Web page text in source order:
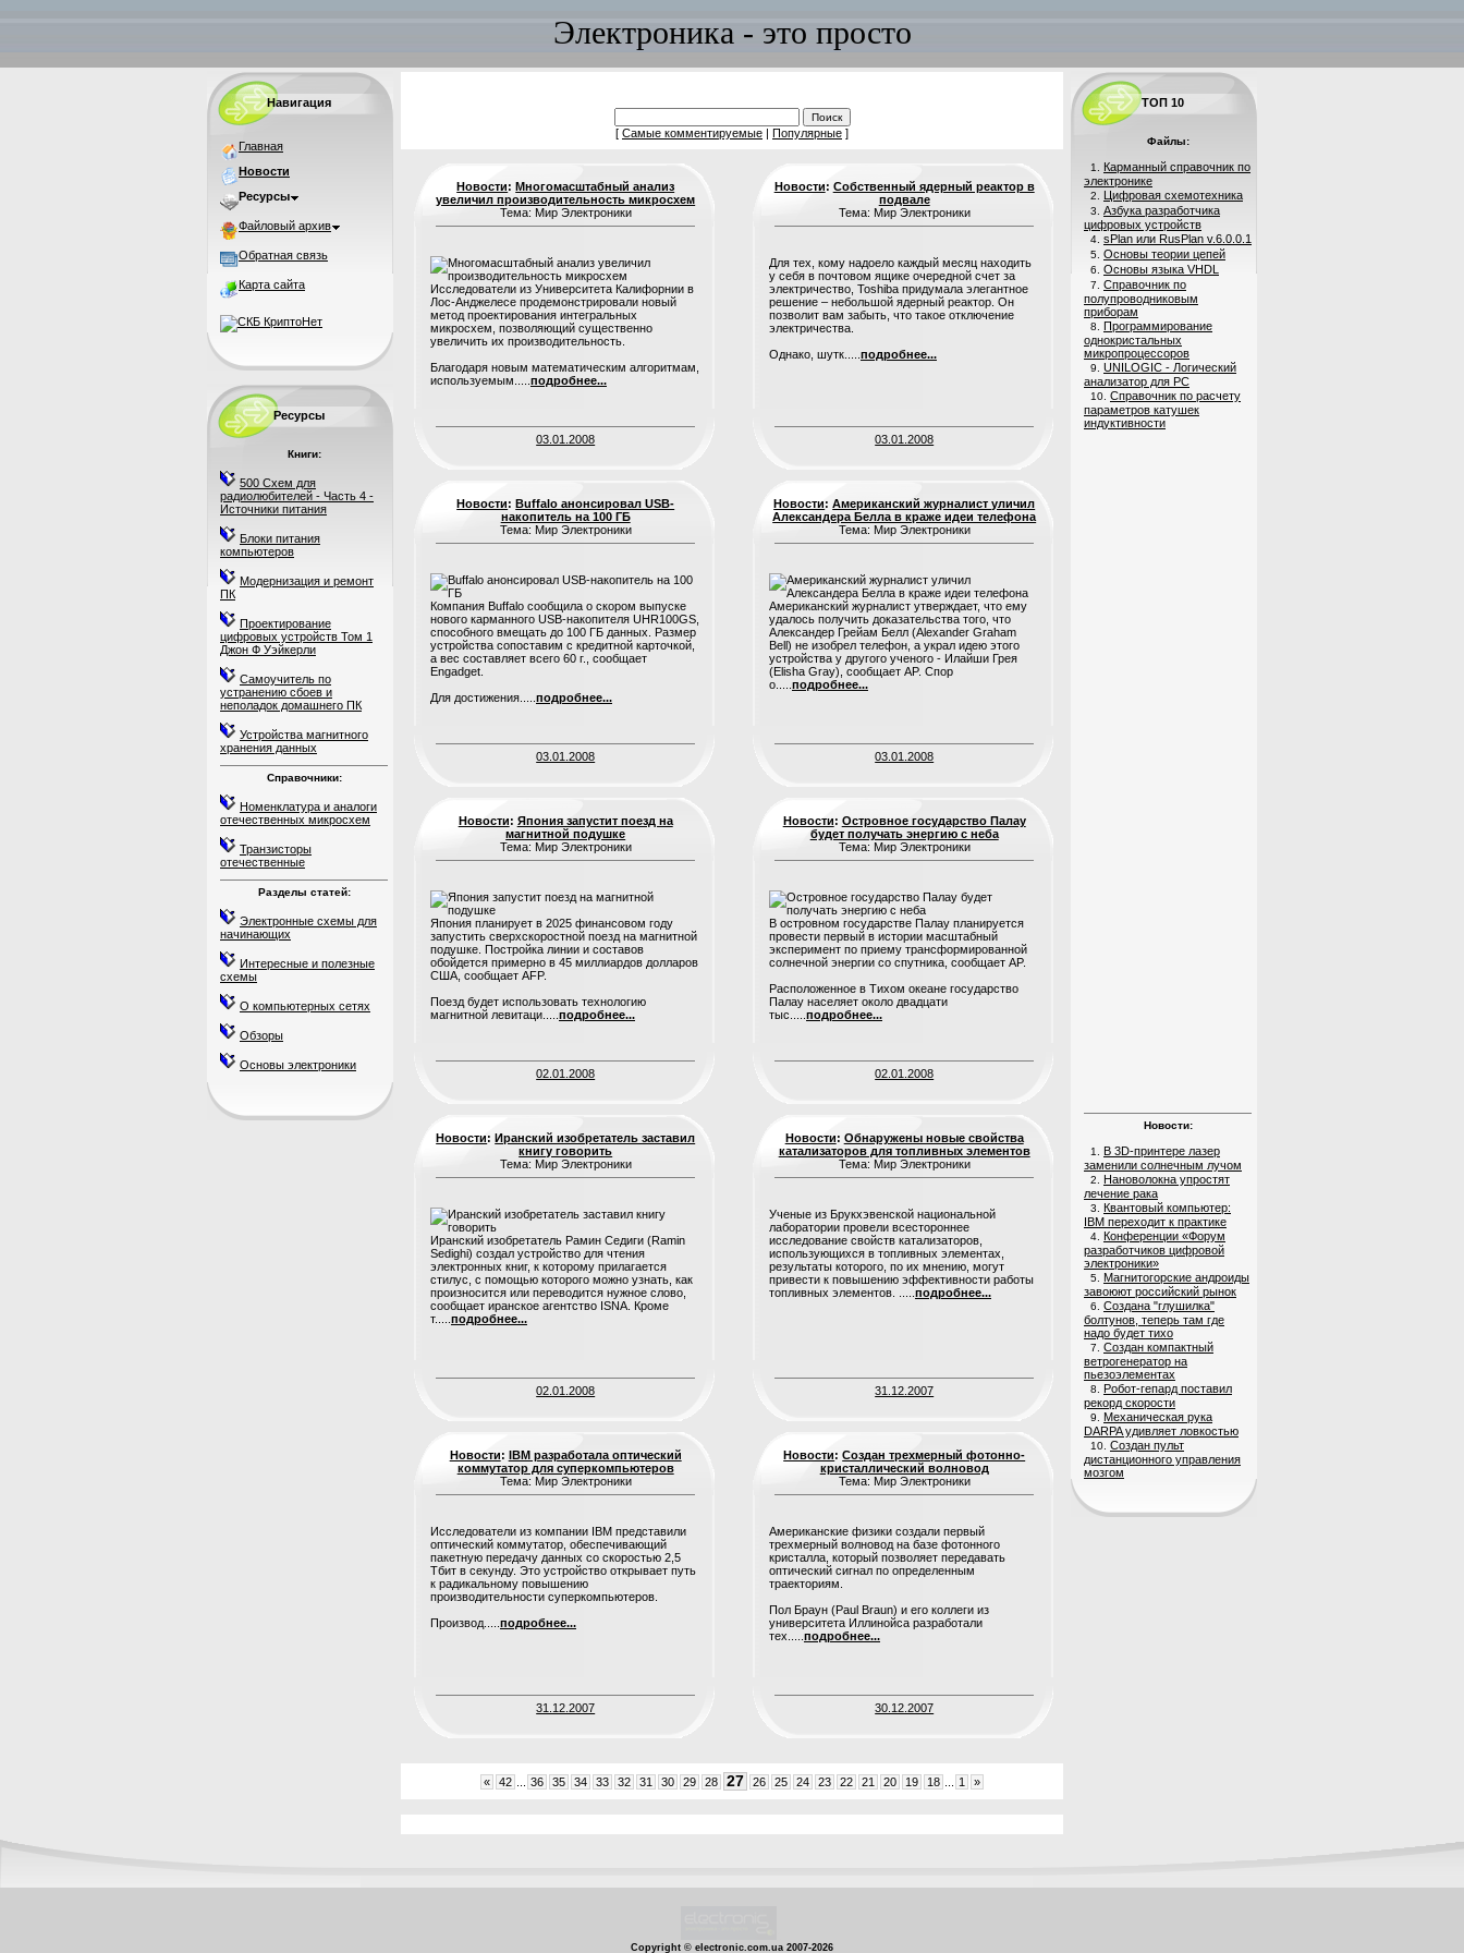
Электроника - это просто
Навигация
Главная
Новости
Ресурсы
Файловый архив
Обратная связь
Карта сайта
Ресурсы
Книги:
500 Схем для
радиолюбителей - Часть 4 -
Источники питания
Блоки питания
компьютеров
Модернизация и ремонт
ПК
Проектирование
цифровых устройств Том 1
Джон Ф Уэйкерли
Самоучитель по
устранению сбоев и
неполадок домашнего ПК
Устройства магнитного
хранения данных
Справочники:
Номенклатура и аналоги
отечественных микросхем
Транзисторы
отечественные
Разделы статей:
Электронные схемы для
начинающих
Интересные и полезные
схемы
О компьютерных сетях
Обзоры
Основы электроники
[ Самые комментируемые | Популярные ]
Новости:Многомасштабный анализ
увеличил производительность микросхем
Тема: Мир Электроники
Исследователи из Университета Калифорнии в
Лос-Анджелесе продемонстрировали новый
метод проектирования интегральных
микросхем, позволяющий существенно
увеличить их производительность.
Благодаря новым математическим алгоритмам,
используемым..... подробнее...
03.01.2008
Новости: Собственный ядерный реактор в
подвале
Тема: Мир Электроники
Для тех, кому надоело каждый месяц находить
у себя в почтовом ящике очередной счет за
электричество, Toshiba придумала элегантное
решение – небольшой ядерный реактор. Он
позволит вам забыть, что такое отключение
электричества.
Однако, шутк..... подробнее...
03.01.2008
Новости:Buffalo анонсировал USB-
накопитель на 100 ГБ
Тема: Мир Электроники
Компания Buffalo сообщила о скором выпуске
нового карманного USB-накопителя UHR100GS,
способного вмещать до 100 ГБ данных. Размер
устройства сопоставим с кредитной карточкой,
а вес составляет всего 60 г., сообщает
Engadget.
Для достижения..... подробнее...
03.01.2008
Новости:Американский журналист уличил
Александера Белла в краже идеи телефона
Тема: Мир Электроники
Американский журналист утверждает, что ему
удалось получить доказательства того, что
Александер Грейам Белл (Alexander Graham
Bell) не изобрел телефон, а украл идею этого
устройства у другого ученого - Илайши Грея
(Elisha Gray), сообщает AP. Спор
о..... подробнее...
03.01.2008
Новости: Япония запустит поезд на
магнитной подушке
Тема: Мир Электроники
Япония планирует в 2025 финансовом году
запустить сверхскоростной поезд на магнитной
подушке. Постройка линии и составов
обойдется примерно в 45 миллиардов долларов
США, сообщает AFP.
Поезд будет использовать технологию
магнитной левитаци..... подробнее...
02.01.2008
Новости: Островное государство Палау
будет получать энергию с неба
Тема: Мир Электроники
В островном государстве Палау планируется
провести первый в истории масштабный
эксперимент по приему трансформированной
солнечной энергии со спутника, сообщает AP.
Расположенное в Тихом океане государство
Палау населяет около двадцати
тыс..... подробнее...
02.01.2008
Новости:Иранский изобретатель заставил
книгу говорить
Тема: Мир Электроники
Иранский изобретатель Рамин Седиги (Ramin
Sedighi) создал устройство для чтения
электронных книг, к которому прилагается
стилус, с помощью которого можно узнать, как
произносится или переводится нужное слово,
сообщает иранское агентство ISNA. Кроме
т..... подробнее...
02.01.2008
Новости: Обнаружены новые свойства
катализаторов для топливных элементов
Тема: Мир Электроники
Ученые из Брукхэвенской национальной
лаборатории провели всестороннее
исследование свойств катализаторов,
использующихся в топливных элементах,
результаты которого, по их мнению, могут
привести к повышению эффективности работы
топливных элементов. ..... подробнее...
31.12.2007
Новости: IBM разработала оптический
коммутатор для суперкомпьютеров
Тема: Мир Электроники
Исследователи из компании IBM представили
оптический коммутатор, обеспечивающий
пакетную передачу данных со скоростью 2,5
Тбит в секунду. Это устройство открывает путь
к радикальному повышению
производительности суперкомпьютеров.
Производ..... подробнее...
31.12.2007
Новости:Создан трехмерный фотонно-
кристаллический волновод
Тема: Мир Электроники
Американские физики создали первый
трехмерный волновод на базе фотонного
кристалла, который позволяет передавать
оптический сигнал по определенным
траекториям.
Пол Браун (Paul Braun) и его коллеги из
университета Иллинойса разработали
тех..... подробнее...
30.12.2007
« 42 36 35 34 33 32 31 30 29 28 27 26 25 24 23 22 21 20 19 18 1 »
ТОП 10
Файлы:
1. Карманный справочник по
электронике
2. Цифровая схемотехника
3. Азбука разработчика
цифровых устройств
4. sPlan или RusPlan v.6.0.0.1
5. Основы теории цепей
6. Основы языка VHDL
7. Справочник по
полупроводниковым
приборам
8. Программирование
однокристальных
микропроцессоров
9. UNILOGIC - Логический
анализатор для PC
10. Справочник по расчету
параметров катушек
индуктивности
Новости:
1. В 3D-принтере лазер
заменили солнечным лучом
2. Нановолокна упростят
лечение рака
3. Квантовый компьютер:
IBM переходит к практике
4. Конференции «Форум
разработчиков цифровой
электроники»
5. Магнитогорские андроиды
завоюют российский рынок
6. Создана "глушилка"
болтунов, теперь там где
надо будет тихо
7. Создан компактный
ветрогенератор на
пьезоэлементах
8. Робот-гепард поставил
рекорд скорости
9. Механическая рука
DARPA удивляет ловкостью
10. Создан пульт
дистанционного управления
мозгом
Copyright © electronic.com.ua 2007-2026